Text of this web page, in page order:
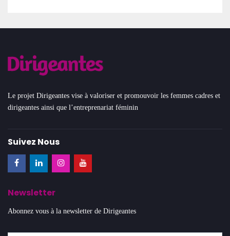
Le projet Dirigeantes vise à valoriser et promouvoir les femmes cadres et
dirigeantes ainsi que l’entreprenariat féminin
Suivez Nous
Newsletter
Abonnez vous à la newsletter de Dirigeantes